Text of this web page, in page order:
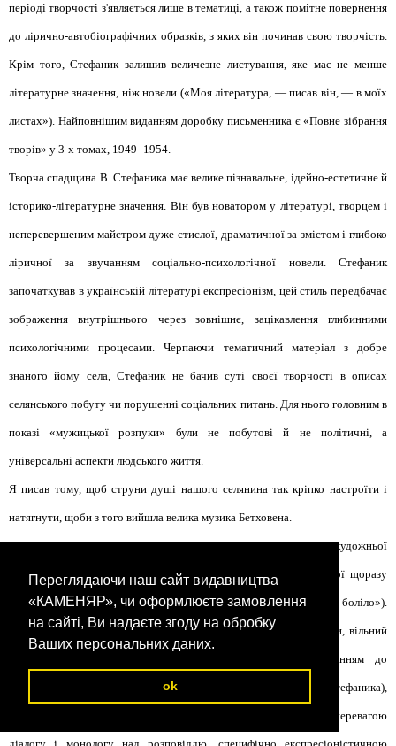
Переглядаючи наш сайт видавництва
«КАМЕНЯР», чи оформлюєте замовлення
на сайті, Ви надаєте згоду на обробку
Ваших персональних даних.
ok
періоді творчості з'являється лише в тематиці, а також помітне повернення
до лірично-автобіографічних образків, з яких він починав свою творчість.
Крім того, Стефаник залишив величезне листування, яке має не менше
літературне значення, ніж новели («Моя література, — писав він, — в моїх
листах»). Найповнішим виданням доробку письменника є «Повне зібрання
творів» у 3-х томах, 1949–1954.
Творча спадщина В. Стефаника має велике пізнавальне, ідейно-естетичне й
історико-літературне значення. Він був новатором у літературі, творцем і
неперевершеним майстром дуже стислої, драматичної за змістом і глибоко
ліричної за звучанням соціально-психологічної новели. Стефаник
започаткував в українській літературі експресіонізм, цей стиль передбачає
зображення внутрішнього через зовнішнє, зацікавлення глибинними
психологічними процесами. Черпаючи тематичний матеріал з добре
знаного йому села, Стефаник не бачив суті своєї творчості в описах
селянського побуту чи порушенні соціальних питань. Для нього головним в
показі «мужицької розпуки» були не побутові й не політичні, а
універсальні аспекти людського життя.
Я писав тому, щоб струни душі нашого селянина так кріпко настроїти і
натягнути, щоби з того вийшла велика музика Бетховена.
Побут покутського села і його типи послужили Стефаникові для художньої
конкретизації показу людини у межовій ситуації, трагедію якої щоразу
переживав сам автор як свою власну («І все, що я писав, мене боліло»).
Звідси цілком новий в українській літературі жанр малої новели, вільний
від народницької ідеалізації села, характеристичний зведенням до
мінімуму описовості («образ без рамки», за словами самого Стефаника),
крайнім лаконізмом розповіді, драматизм якої посилений перевагою